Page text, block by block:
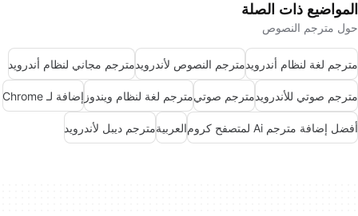
المواضيع ذات الصلة
حول مترجم النصوص
مترجم لغة لنظام أندرويدمترجم النصوص لأندرويدمترجم مجاني لنظام أندرويد
مترجم صوتي للأندرويدمترجم صوتيمترجم لغة لنظام ويندوز إضافة لـ Chrome
أفضل إضافة مترجم Ai لمتصفح كروم العربيةمترجم ديبل لأندرويد